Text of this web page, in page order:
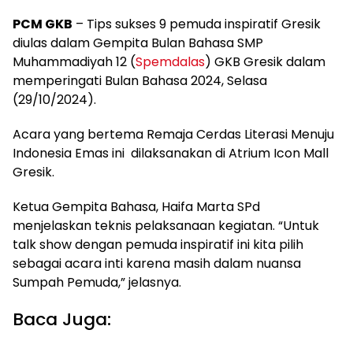
PCM GKB – Tips sukses 9 pemuda inspiratif Gresik
diulas dalam Gempita Bulan Bahasa SMP
Muhammadiyah 12 (Spemdalas) GKB Gresik dalam
memperingati Bulan Bahasa 2024, Selasa
(29/10/2024).
Acara yang bertema Remaja Cerdas Literasi Menuju
Indonesia Emas ini dilaksanakan di Atrium Icon Mall
Gresik.
Ketua Gempita Bahasa, Haifa Marta SPd
menjelaskan teknis pelaksanaan kegiatan. “Untuk
talk show dengan pemuda inspiratif ini kita pilih
sebagai acara inti karena masih dalam nuansa
Sumpah Pemuda,” jelasnya.
Baca Juga: